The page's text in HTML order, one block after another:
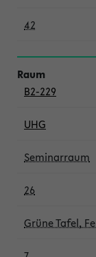
42
B2-229
UHG
Seminarraum
26
Grüne Tafel,